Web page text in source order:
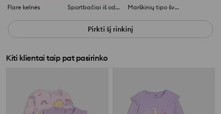
Flare kelnės Sportbačiai iš odos imitacijos Marškinių tipo švarkas
Pirkti šį rinkinį
Kiti klientai taip pat pasirinko